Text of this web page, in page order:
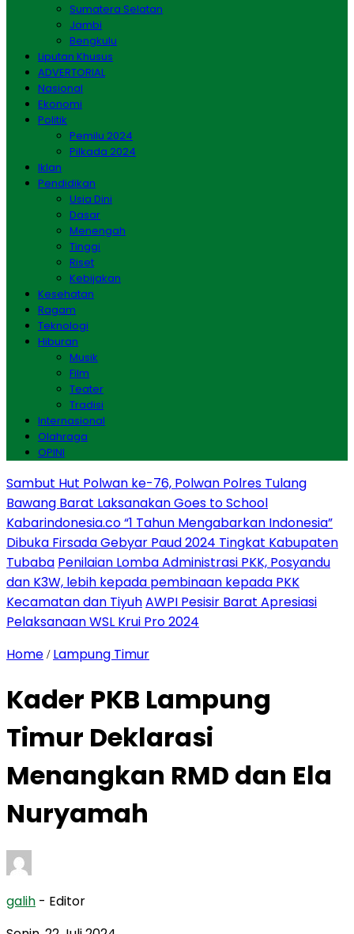
Sumatera Selatan
Jambi
Bengkulu
Liputan Khusus
ADVERTORIAL
Nasional
Ekonomi
Politik
Pemilu 2024
Pilkada 2024
Iklan
Pendidikan
Usia Dini
Dasar
Menengah
Tinggi
Riset
Kebijakan
Kesehatan
Ragam
Teknologi
Hiburan
Musik
Film
Teater
Tradisi
Internasional
Olahraga
OPINI
Sambut Hut Polwan ke-76, Polwan Polres Tulang
Bawang Barat Laksanakan Goes to School
Kabarindonesia.co “1 Tahun Mengabarkan Indonesia”
Dibuka Firsada Gebyar Paud 2024 Tingkat Kabupaten
Tubaba Penilaian Lomba Administrasi PKK, Posyandu
dan K3W, lebih kepada pembinaan kepada PKK
Kecamatan dan TiyuhAWPI Pesisir Barat Apresiasi
Pelaksanaan WSL Krui Pro 2024
Home / Lampung Timur
Kader PKB Lampung
Timur Deklarasi
Menangkan RMD dan Ela
Nuryamah
galih - Editor